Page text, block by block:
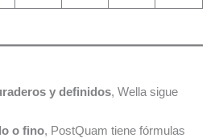
y definidos, Wella sigue
o fino, PostQuam tiene fórmulas